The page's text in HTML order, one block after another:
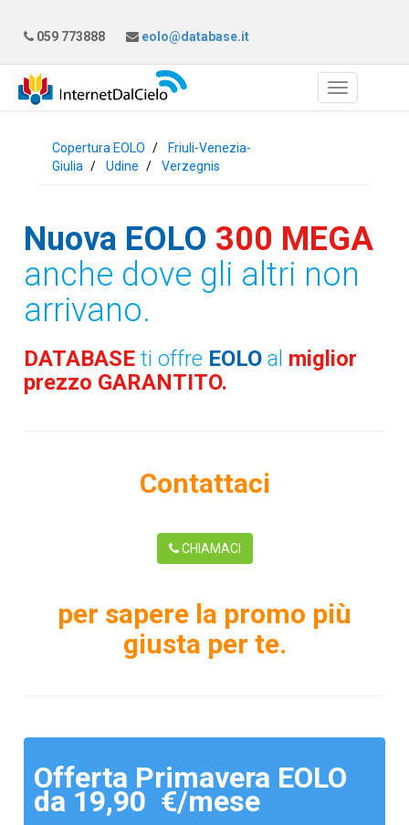
059 773888 eolo@database.it
Copertura EOLO
Friuli-Venezia-
Giulia
Udine Verzegnis
Nuova EOLO 300 MEGA
anche dove gli altri non
arrivano.
DATABASEti offre EOLO al miglior
prezzo GARANTITO.
Contattaci
CHIAMACI
per sapere la promo più
giusta per te.
Offerta Primavera EOLO
da 19,90 €/mese